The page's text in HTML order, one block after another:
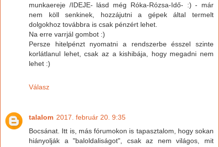
munkaereje /IDEJE- lásd még Róka-Rózsa-Idő- :) - már
nem köll senkinek, hozzájutni a gépek által termelt
dolgokhoz továbbra is csak pénzért lehet.
Na erre varrjál gombot :)
Persze hitelpénzt nyomatni a rendszerbe ésszel szinte
korlátlanul lehet, csak az a kishibája, hogy megadni nem
lehet :)
Válasz
talalom 2017. február 20. 9:35
Bocsánat. Itt is, más fórumokon is tapasztalom, hogy sokan
hiányolják a "baloldaliságot", csak az nem világos, mit